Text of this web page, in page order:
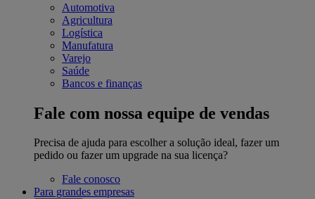
Automotiva
Agricultura
Logística
Manufatura
Varejo
Saúde
Bancos e finanças
Fale com nossa equipe de vendas
Precisa de ajuda para escolher a solução ideal, fazer um
pedido ou fazer um upgrade na sua licença?
Fale conosco
Para grandes empresas